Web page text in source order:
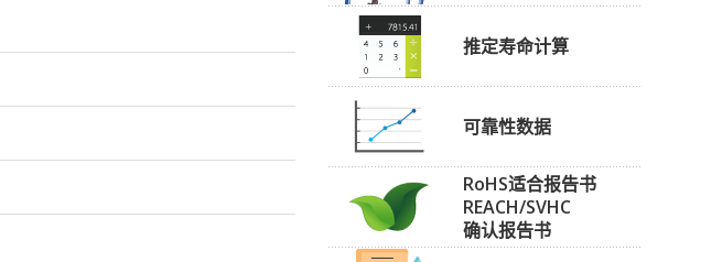
推定寿命计算
可靠性数据
RoHS适合报告书
REACH/SVHC
确认报告书